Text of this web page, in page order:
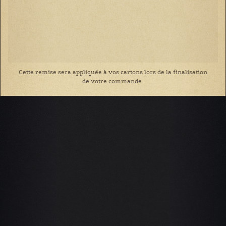
Cette remise sera appliquée à vos cartons lors de la finalisation
de votre commande.